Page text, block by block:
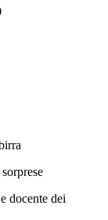
docente dei